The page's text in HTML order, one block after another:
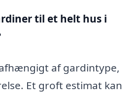
til et helt hus i
af gardintype,
Et groft estimat kan